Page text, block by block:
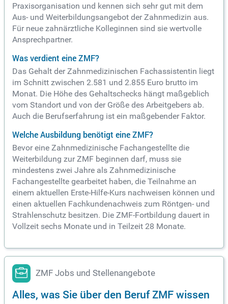
Praxisorganisation und kennen sich sehr gut mit dem
Aus- und Weiterbildungsangebot der Zahnmedizin aus.
Für neue zahnärztliche Kolleginnen sind sie wertvolle
Ansprechpartner.
Was verdient eine ZMF?
Das Gehalt der Zahnmedizinischen Fachassistentin liegt
im Schnitt zwischen 2.581 und 2.855 Euro brutto im
Monat. Die Höhe des Gehaltschecks hängt maßgeblich
vom Standort und von der Größe des Arbeitgebers ab.
Auch die Berufserfahrung ist ein maßgebender Faktor.
Welche Ausbildung benötigt eine ZMF?
Bevor eine Zahnmedizinische Fachangestellte die
Weiterbildung zur ZMF beginnen darf, muss sie
mindestens zwei Jahre als Zahnmedizinische
Fachangestellte gearbeitet haben, die Teilnahme an
einem aktuellen Erste-Hilfe-Kurs nachweisen können und
einen aktuellen Fachkundenachweis zum Röntgen- und
Strahlenschutz besitzen. Die ZMF-Fortbildung dauert in
Vollzeit sechs Monate und in Teilzeit 28 Monate.
ZMF Jobs und Stellenangebote
Alles, was Sie über den Beruf ZMF wissen